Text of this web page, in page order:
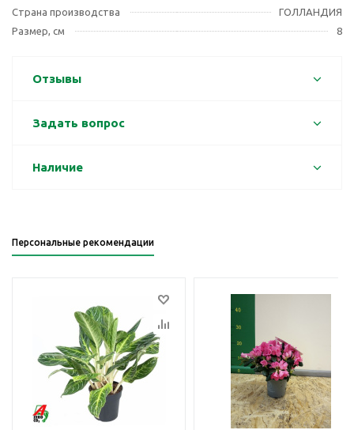
Страна производства
ГОЛЛАНДИЯ
Размер, см
8
Отзывы
Задать вопрос
Наличие
Персональные рекомендации